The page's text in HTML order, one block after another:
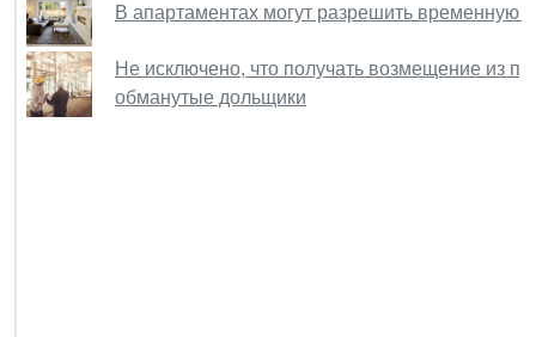
В апартаментах могут разрешить временную
Не исключено, что получать возмещение из
обманутые дольщики